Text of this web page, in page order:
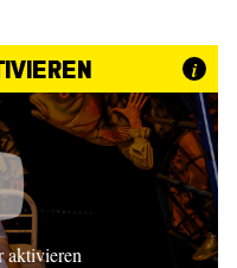
i
aktivieren